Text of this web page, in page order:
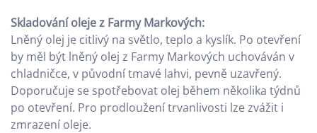
Skladování oleje z Farmy Markových:
Lněný olej je citlivý na světlo, teplo a kyslík. Po otevření
by měl být lněný olej z Farmy Markových uchováván v
chladničce, v původní tmavé lahvi, pevně uzavřený.
Doporučuje se spotřebovat olej během několika týdnů
po otevření. Pro prodloužení trvanlivosti lze zvážit i
zmrazení oleje.